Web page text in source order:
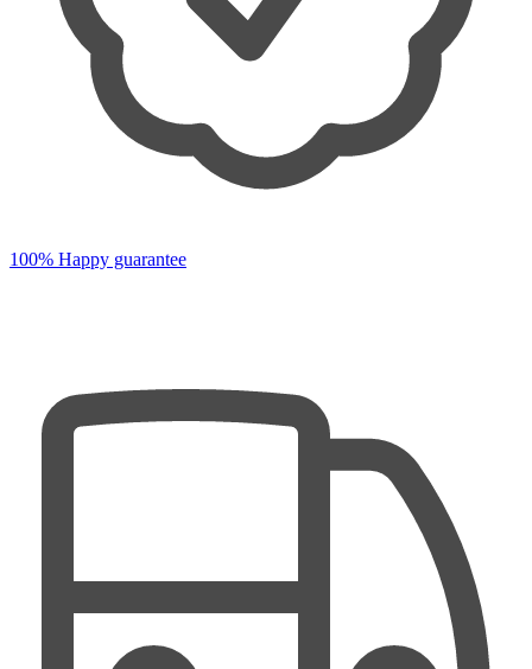
100% Happy guarantee